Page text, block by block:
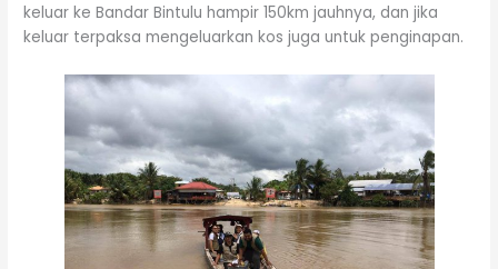
keluar ke Bandar Bintulu hampir 150km jauhnya, dan jika
keluar terpaksa mengeluarkan kos juga untuk penginapan.